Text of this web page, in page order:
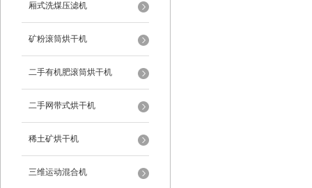
厢式洗煤压滤机
矿粉滚筒烘干机
二手有机肥滚筒烘干机
二手网带式烘干机
稀土矿烘干机
三维运动混合机